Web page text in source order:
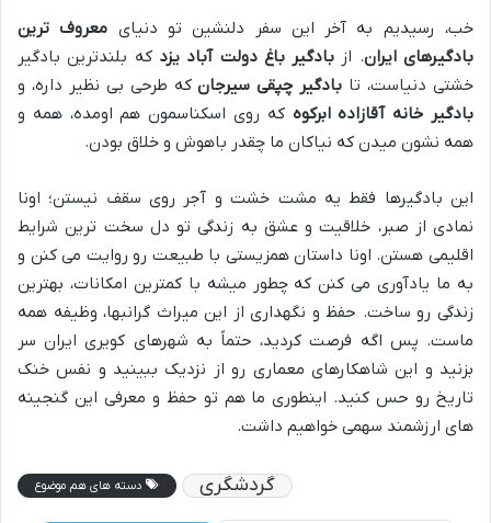
خب، رسیدیم به آخر این سفر دلنشین تو دنیای معروف ترین
بادگیرهای ایران. از بادگیر باغ دولت آباد یزد که بلندترین بادگیر
خشتی دنیاست، تا بادگیر چپقی سیرجانکه طرحی بی نظیر داره، و
بادگیر خانه آقازاده ابرکوه که روی اسکناسمون هم اومده، همه و
همه نشون میدن که نیاکان ما چقدر باهوش و خلاق بودن.
این بادگیرها فقط یه مشت خشت و آجر روی سقف نیستن؛ اونا
نمادی از صبر، خلاقیت و عشق به زندگی تو دل سخت ترین شرایط
اقلیمی هستن. اونا داستان همزیستی با طبیعت رو روایت می کنن و
به ما یادآوری می کنن که چطور میشه با کمترین امکانات، بهترین
زندگی رو ساخت. حفظ و نگهداری از این میراث گرانبها، وظیفه همه
ماست. پس اگه فرصت کردید، حتماً به شهرهای کویری ایران سر
بزنید و این شاهکارهای معماری رو از نزدیک ببینید و نفس خنک
تاریخ رو حس کنید. اینطوری ما هم تو حفظ و معرفی این گنجینه
های ارزشمند سهمی خواهیم داشت.
دسته های هم موضوع گردشگری